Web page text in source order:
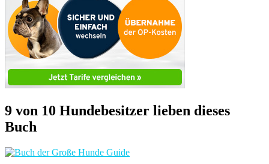
9 von 10 Hundebesitzer lieben dieses
Buch